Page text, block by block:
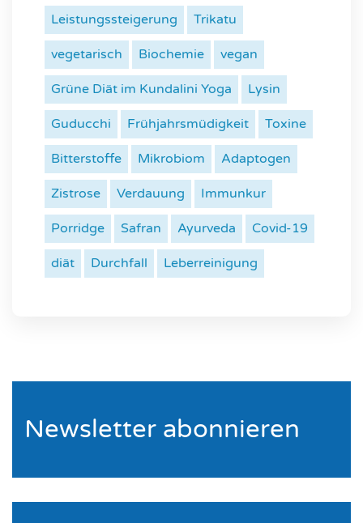
Leistungssteigerung Trikatu
vegetarisch Biochemie vegan
Grüne Diät im Kundalini Yoga Lysin
Guducchi Frühjahrsmüdigkeit Toxine
Bitterstoffe Mikrobiom Adaptogen
Zistrose Verdauung Immunkur
Porridge Safran Ayurveda Covid-19
diät Durchfall Leberreinigung
Newsletter abonnieren